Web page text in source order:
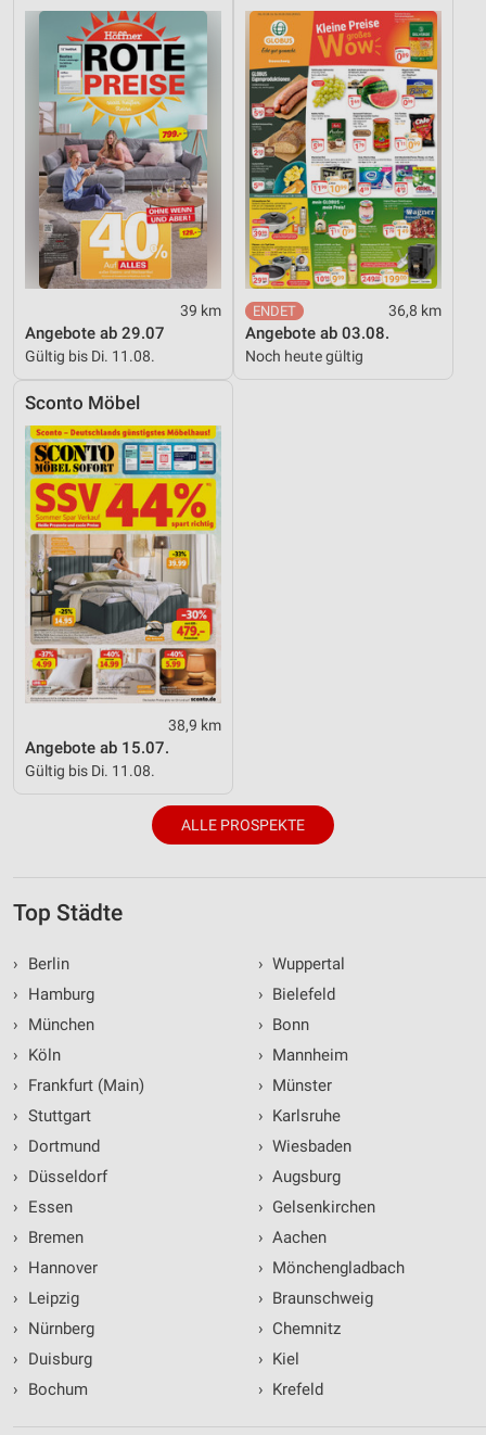
39 km
Angebote ab 29.07
Gültig bis Di. 11.08.
36,8 km
Angebote ab 03.08.
Noch heute gültig
Sconto Möbel
38,9 km
Angebote ab 15.07.
Gültig bis Di. 11.08.
ALLE PROSPEKTE
Top Städte
›
Berlin
›
Hamburg
›
München
›
Köln
›
Frankfurt (Main)
› Stuttgart
›
Dortmund
›
Düsseldorf
›
Essen
›
Bremen
›
Hannover
›
Leipzig
›
Nürnberg
›
Duisburg
›
Bochum
› Wuppertal
› Bielefeld
› Bonn
› Mannheim
› Münster
› Karlsruhe
› Wiesbaden
› Augsburg
› Gelsenkirchen
› Aachen
› Mönchengladbach
› Braunschweig
› Chemnitz
› Kiel
› Krefeld